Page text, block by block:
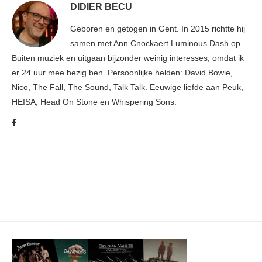
DIDIER BECU
Geboren en getogen in Gent. In 2015 richtte hij
samen met Ann Cnockaert Luminous Dash op.
Buiten muziek en uitgaan bijzonder weinig interesses, omdat ik
er 24 uur mee bezig ben. Persoonlijke helden: David Bowie,
Nico, The Fall, The Sound, Talk Talk. Eeuwige liefde aan Peuk,
HEISA, Head On Stone en Whispering Sons.